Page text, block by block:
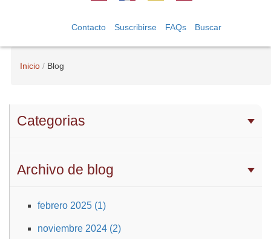
Contacto Suscribirse FAQs Buscar
Inicio Blog
Categorias
Archivo de blog
febrero 2025 (1)
noviembre 2024 (2)